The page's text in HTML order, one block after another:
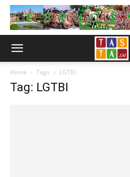
Home Tags LGTBI
Tag: LGTBI